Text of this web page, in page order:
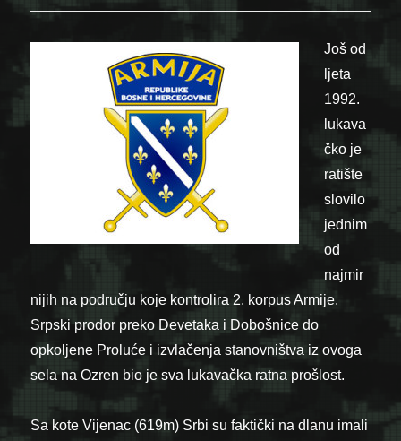
Još od
ljeta
1992.
lukava
čko je
ratište
slovilo
jednim
od
najmir
nijih na području koje kontrolira 2. korpus Armije.
Srpski prodor preko Devetaka i Dobošnice do
opkoljene Proluće i izvlačenja stanovništva iz ovoga
sela na Ozren bio je sva lukavačka ratna prošlost.
Sa kote Vijenac (619m) Srbi su faktički na dlanu imali